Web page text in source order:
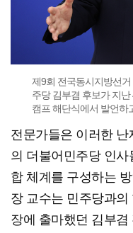
제9회 전국동시지방선
주당 김부겸 후보가 지
캠프 해단식에서 발언하
전문가들은 이러한
의 더불어민주당 인사
합 체계를 구성하는
장 교수는 민주당과의
장에 출마했던 김부